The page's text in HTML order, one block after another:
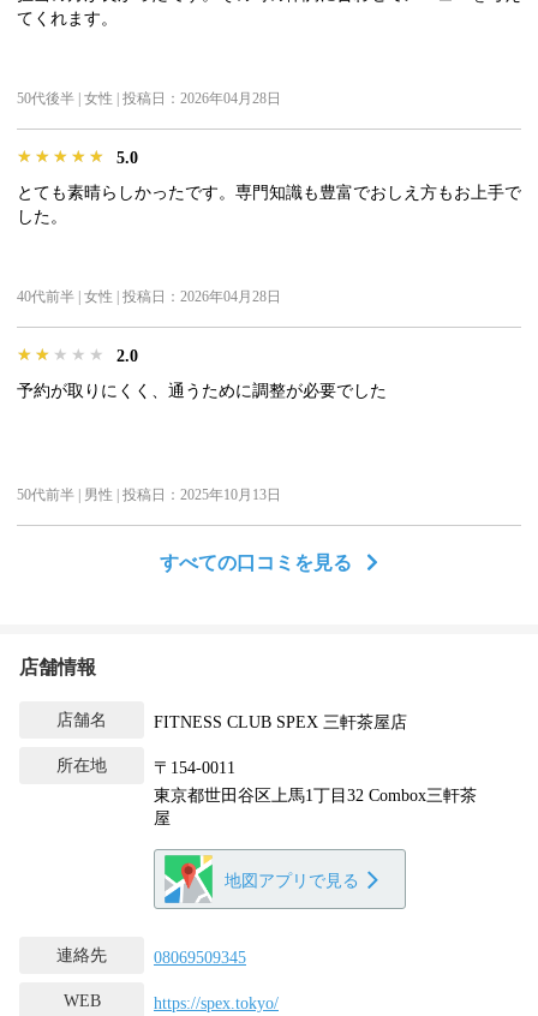
てくれます。
50代後半 | 女性 | 投稿日：2026年04月28日
★★★★★
★★★★★
★★★★★
5.0
とても素晴らしかったです。専門知識も豊富でおしえ方もお上手で
した。
40代前半 | 女性 | 投稿日：2026年04月28日
★★★★★
★★★★★
★★★★★
2.0
予約が取りにくく、通うために調整が必要でした
50代前半 | 男性 | 投稿日：2025年10月13日
すべての口コミを見る
店舗情報
店舗名 FITNESS CLUB SPEX 三軒茶屋店
所在地
〒154-0011
東京都世田谷区上馬1丁目32 Combox三軒茶
屋
地図アプリで見る
連絡先 08069509345
WEB https://spex.tokyo/